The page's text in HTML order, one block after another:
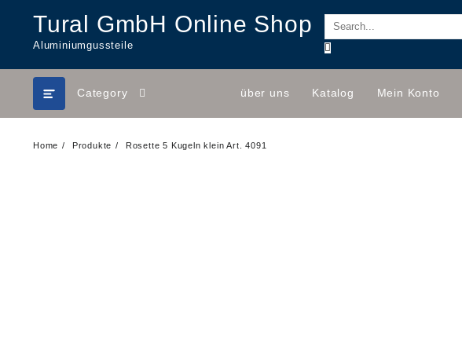
content
Tural GmbH Online Shop
Aluminiumgussteile
Category über uns Katalog Mein Konto
Home Produkte Rosette 5 Kugeln klein Art. 4091